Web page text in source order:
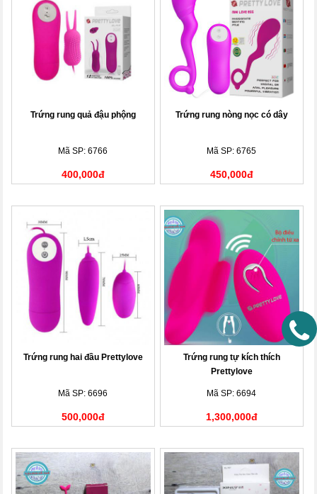
Trứng rung quả đậu phộng
Mã SP: 6766
400,000đ
Trứng rung nòng nọc có dây
Mã SP: 6765
450,000đ
Trứng rung hai đầu Prettylove
Mã SP: 6696
500,000đ
Trứng rung tự kích thích
Prettylove
Mã SP: 6694
1,300,000đ